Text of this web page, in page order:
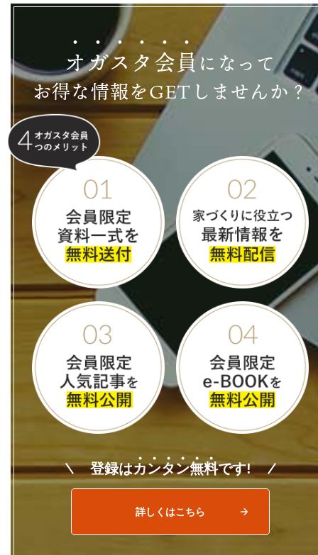
オガス タ会員になって
お得な情報をGETしませんか？
登録はカンタン無料です!
詳しくはこちら